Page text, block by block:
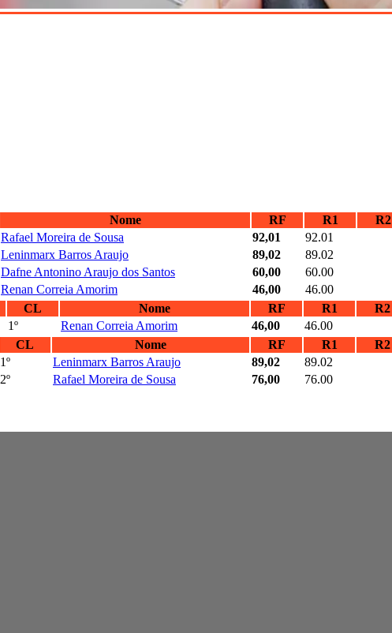
Nome RF R1 R2
Rafael Moreira de Sousa 92,01
92.01
Leninmarx Barros Araujo 89,02
89.02
Dafne Antonino Araujo dos Santos 60,00
60.00
Renan Correia Amorim 46,00
46.00
CL Nome RF R1 R2
1º Renan Correia Amorim 46,00
46.00
CL Nome RF R1 R2
1º Leninmarx Barros Araujo 89,02
89.02
2º Rafael Moreira de Sousa 76,00
76.00